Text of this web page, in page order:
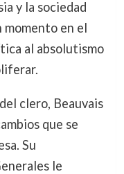
y la sociedad
momento en el
al absolutismo
clero, Beauvais
que se
Su
le